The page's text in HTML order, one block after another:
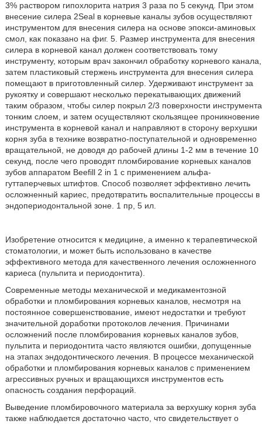
3% раствором гипохлорита натрия 3 раза по 5 секунд. При этом
внесение силера 2Seal в корневые каналы зубов осуществляют
инструментом для внесения силера на основе эпокси-аминовых
смол, как показано на фиг. 5. Размер инструмента для внесения
силера в корневой канал должен соответствовать тому
инструменту, которым врач закончил обработку корневого канала,
затем пластиковый стержень инструмента для внесения силера
помещают в приготовленный силер. Удерживают инструмент за
рукоятку и совершают несколько перекатывающих движений
таким образом, чтобы силер покрыл 2/3 поверхности инструмента
тонким слоем, и затем осуществляют скользящее проникновение
инструмента в корневой канал и направляют в сторону верхушки
корня зуба в технике возвратно-поступательной и одновременно
вращательной, не доводя до рабочей длины 1-2 мм в течение 10
секунд, после чего проводят пломбирование корневых каналов
зубов аппаратом Beefill 2 in 1 с применением альфа-
гуттаперчевых штифтов. Способ позволяет эффективно лечить
осложненный кариес, предотвратить воспалительные процессы в
эндопериодонтальной зоне. 1 пр, 5 ил.
Изобретение относится к медицине, а именно к терапевтической
стоматологии, и может быть использовано в качестве
эффективного метода для качественного лечения осложненного
кариеса (пульпита и периодонтита).
Современные методы механической и медикаментозной
обработки и пломбирования корневых каналов, несмотря на
постоянное совершенствование, имеют недостатки и требуют
значительной доработки протоколов лечения. Причинами
осложнений после пломбирования корневых каналов зубов,
пульпита и периодонтита часто являются ошибки, допущенные
на этапах эндодонтического лечения. В процессе механической
обработки и пломбирования корневых каналов с применением
агрессивных ручных и вращающихся инструментов есть
опасность создания перфораций.
Выведение пломбировочного материала за верхушку корня зуба
также наблюдается достаточно часто, что свидетельствует о